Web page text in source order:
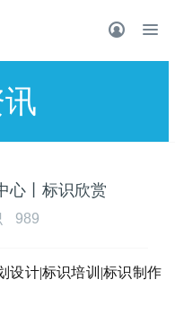
心丨标识欣赏
989